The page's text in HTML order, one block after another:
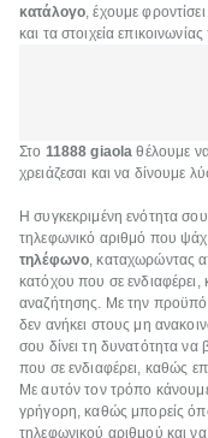
κατάλογο, έχουμε
και τα στοιχεία
Στο 11888 giaola θέλουμε
χρειάζεσαι και να δίνουμε
Η συγκεκριμένη ενότητα
τηλεφωνικό αριθμό που
τηλέφωνο, καταχωρώντας
κατόχου που σε ενδιαφέρει,
αναζήτησης. Με την
δεν ανήκει στους μη
σου δίνει τη δυνατότητα να
που σε ενδιαφέρει, καθώς
Με αυτόν τον τρόπο
γρήγορη, καθώς μπορείς
τηλεφωνικού αριθμού και να